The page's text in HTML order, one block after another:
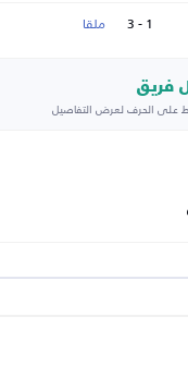
1 - 3 ملقا
على الحرف لعرض التفاصيل